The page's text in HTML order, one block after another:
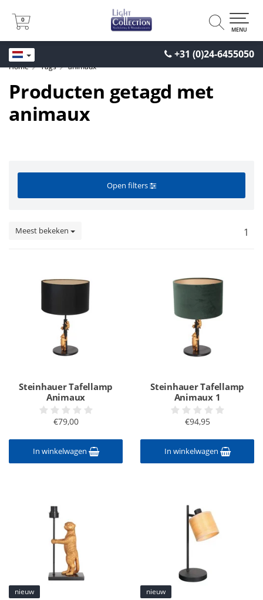
+31 (0)24-6455050
0
0
MENU
Home Tags animaux
Producten getagd met
animaux
Open filters
Meest bekeken 1
Steinhauer Tafellamp
Animaux
€79,00
In winkelwagen
Steinhauer Tafellamp
Animaux 1
€94,95
In winkelwagen
nieuw nieuw